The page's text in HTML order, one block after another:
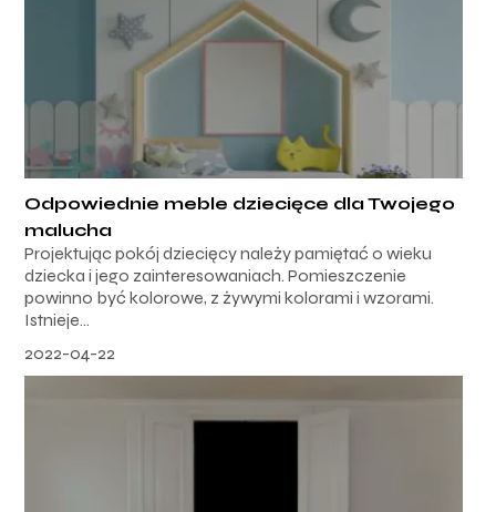
Odpowiednie meble dziecięce dla Twojego
malucha
Projektując pokój dziecięcy należy pamiętać o wieku
dziecka i jego zainteresowaniach. Pomieszczenie
powinno być kolorowe, z żywymi kolorami i wzorami.
Istnieje...
2022-04-22